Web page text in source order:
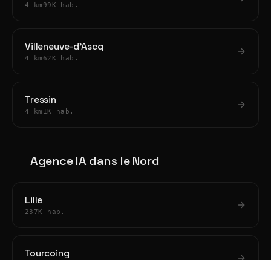
4 km 99K hab.
Villeneuve-d'Ascq
4 km 62K hab.
Tressin
4 km 1K hab.
Agence IA dans le Nord
Lille
237K hab.
Tourcoing